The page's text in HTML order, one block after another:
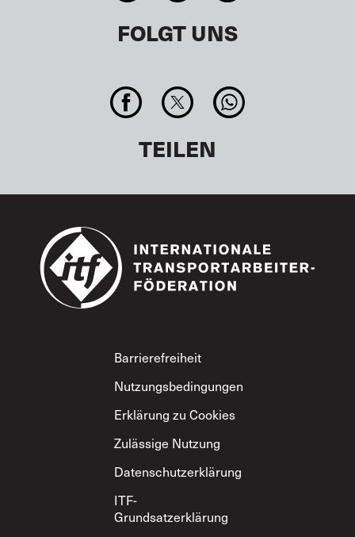
FOLGT UNS
TEILEN
Footer
Barrierefreiheit
Nutzungsbedingungen
Erklärung zu Cookies
Zulässige Nutzung
Datenschutzerklärung
ITF-
Grundsatzerklärung